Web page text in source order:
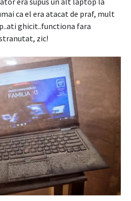
ca el era atacat de praf, mult
ghicit..functiona fara
zic!